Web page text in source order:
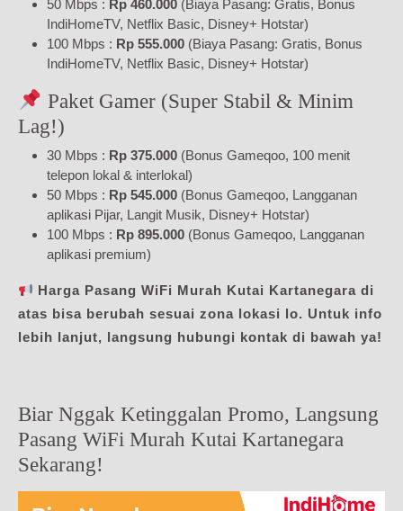
50 Mbps : Rp 460.000 (Biaya Pasang: Gratis, Bonus
IndiHomeTV, Netflix Basic, Disney+ Hotstar)
100 Mbps : Rp 555.000 (Biaya Pasang: Gratis, Bonus
IndiHomeTV, Netflix Basic, Disney+ Hotstar)
Paket Gamer (Super Stabil & Minim
Lag!)
30 Mbps : Rp 375.000 (Bonus Gameqoo, 100 menit
telepon lokal & interlokal)
50 Mbps : Rp 545.000 (Bonus Gameqoo, Langganan
aplikasi Pijar, Langit Musik, Disney+ Hotstar)
100 Mbps : Rp 895.000 (Bonus Gameqoo, Langganan
aplikasi premium)
Harga Pasang WiFi Murah Kutai Kartanegara di
atas bisa berubah sesuai zona lokasi lo. Untuk info
lebih lanjut, langsung hubungi kontak di bawah ya!
Biar Nggak Ketinggalan Promo, Langsung
Pasang WiFi Murah Kutai Kartanegara
Sekarang!